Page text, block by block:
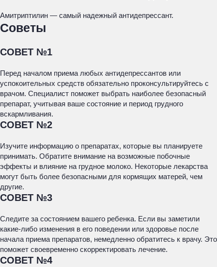
Амитриптилин — самый надежный антидепрессант.
Советы
СОВЕТ №1
Перед началом приема любых антидепрессантов или
успокоительных средств обязательно проконсультируйтесь с
врачом. Специалист поможет выбрать наиболее безопасный
препарат, учитывая ваше состояние и период грудного
вскармливания.
СОВЕТ №2
Изучите информацию о препаратах, которые вы планируете
принимать. Обратите внимание на возможные побочные
эффекты и влияние на грудное молоко. Некоторые лекарства
могут быть более безопасными для кормящих матерей, чем
другие.
СОВЕТ №3
Следите за состоянием вашего ребенка. Если вы заметили
какие-либо изменения в его поведении или здоровье после
начала приема препаратов, немедленно обратитесь к врачу. Это
поможет своевременно скорректировать лечение.
СОВЕТ №4